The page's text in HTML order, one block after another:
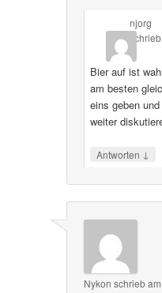
njorg
schrieb
Bier auf ist
am besten
eins geben
weiter
Antworten ↓
Nykon schrieb